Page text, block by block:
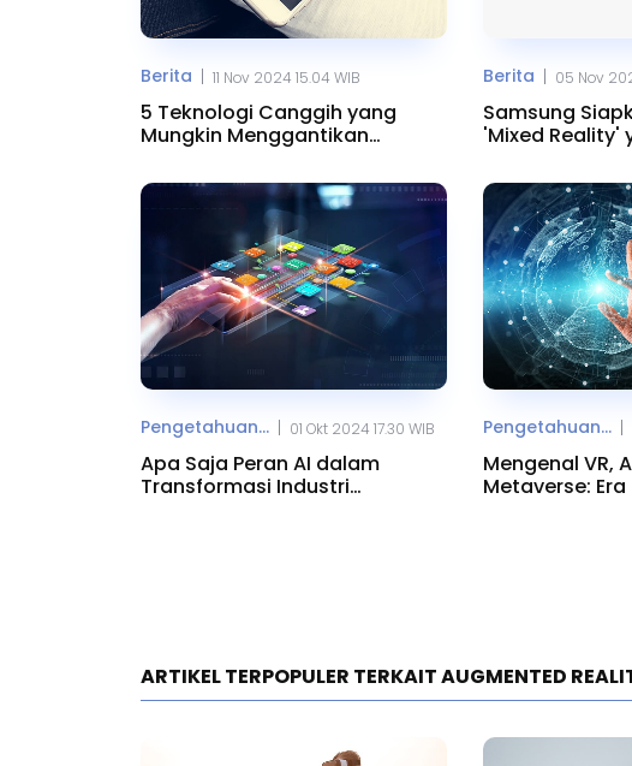
Berita 11 Nov 2024 15.04 WIB
5 Teknologi Canggih yang
Mungkin Menggantikan
Berita 05 Nov
Samsung
'Mixed Reality'
Pengetahuan... 01 Okt 2024 17.30 WIB
Apa Saja Peran AI dalam
Transformasi Industri
Pengetahuan...
Mengenal VR,
Metaverse:
ARTIKEL TERPOPULER TERKAIT AUGMENTED